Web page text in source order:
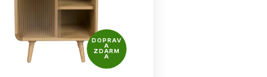
d
DOPRAV
A
ZDARM
A